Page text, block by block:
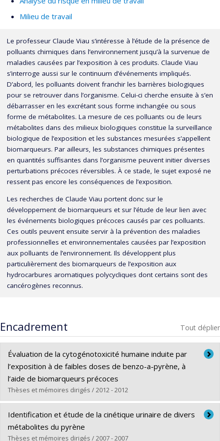
gestion des risques à la Direction générale de la santé
Canada à Ottawa. Ses attributions touchaient autant à
l’évaluation des risques qu’à tous les autres aspects de la
gestion des risques, incluant la gouvernance de la gestion des
risques, la communication des risques et le continuum entre la
gestion des risques pour la santé et la gestion des risques
organisationnels.
De 2006 à 2011, il a été titulaire de la Chaire d'analyse et de
gestion des risques toxicologiques de l'Université de Montréal.
De novembre 2010 à mars 2013, il a été le directeur de l'Institut
de recherche en santé publique de l'Université de Montréal.
Milieu de travail
Le professeur Claude Viau s’intéresse à l’étude de la présence de
polluants chimiques dans l’environnement jusqu’à la survenue de
maladies causées par l’exposition à ces produits. Claude Viau
s’interroge aussi sur le continuum d’événements impliqués.
D’abord, les polluants doivent franchir les barrières biologiques
pour se retrouver dans l’organisme. Celui-ci cherche ensuite à s’en
débarrasser en les excrétant sous forme inchangée ou sous
forme de métabolites. La mesure de ces polluants ou de leurs
métabolites dans des milieux biologiques constitue la surveillance
biologique de l’exposition et les substances mesurées s’appellent
biomarqueurs. Par ailleurs, les substances chimiques présentes
en quantités suffisantes dans l’organisme peuvent initier diverses
perturbations précoces réversibles. À ce stade, le sujet exposé ne
ressent pas encore les conséquences de l’exposition.
Les recherches de Claude Viau portent donc sur le
développement de biomarqueurs et sur l’étude de leur lien avec
les événements biologiques précoces causés par ces polluants.
Ces outils peuvent ensuite servir à la prévention des maladies
professionnelles et environnementales causées par l’exposition
aux polluants de l’environnement. Ils développent plus
particulièrement des biomarqueurs de l’exposition aux
hydrocarbures aromatiques polycycliques dont certains sont des
cancérogènes reconnus.
Encadrement Tout déplier
Évaluation de la cytogénotoxicité humaine induite par
l’exposition à de faibles doses de benzo-a-pyrène, à
l’aide de biomarqueurs précoces
Thèses et mémoires dirigés / 2012 - 2012
Diplômé(e) : Fortin, Fléchère
Cycle :Doctorat
Diplôme obtenu :Ph. D.
Identification et étude de la cinétique urinaire de divers
métabolites du pyrène
Thèses et mémoires dirigés / 2007 - 2007